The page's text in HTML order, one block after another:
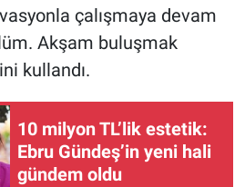
çalışmaya devam
Akşam buluşmak
kullandı.
10 milyon TL’lik estetik:
Ebru Gündeş’in yeni hali
gündem oldu